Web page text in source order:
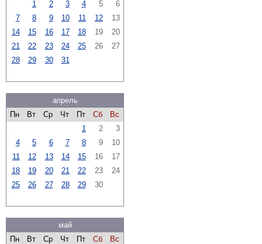
1 2 3 4 5
6
7
8 9 10 11 12
13
14
15 16 17 18 19
20
21
22 23 24 25 26
27
28
29 30 31
апрель
Пн
Вт Ср Чт Пт Сб
Вс
1
2
3
4
5 6 7 8 9
10
11
12 13 14 15 16
17
18
19 20 21 22 23
24
25
26 27 28 29 30
май
Пн
Вт Ср Чт Пт Сб
Вс